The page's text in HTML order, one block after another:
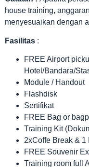
house training,
menyesuaikan dengan
Fasilitas :
FREE Airport
Hotel/Bandara/
Module / Handout
Flashdisk
Sertifikat
FREE Bag or
Training Kit
2xCoffe Break & 1
FREE Souvenir
Training room full